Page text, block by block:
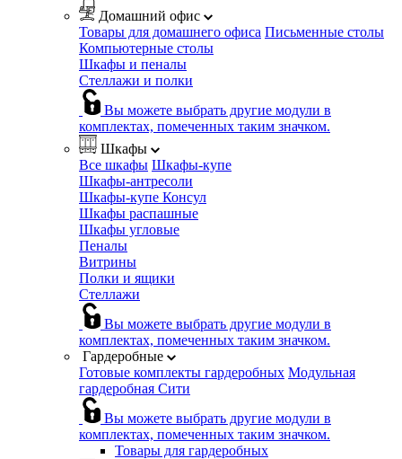
Домашний офис
Товары для домашнего офиса Письменные столы
Компьютерные столы
Шкафы и пеналы
Стеллажи и полки
Вы можете выбрать другие модули в
комплектах, помеченных таким значком.
Шкафы
Все шкафы Шкафы-купе
Шкафы-антресоли
Шкафы-купе Консул
Шкафы распашные
Шкафы угловые
Пеналы
Витрины
Полки и ящики
Стеллажи
Вы можете выбрать другие модули в
комплектах, помеченных таким значком.
Гардеробные
Готовые комплекты гардеробных Модульная
гардеробная Сити
Вы можете выбрать другие модули в
комплектах, помеченных таким значком.
Товары для гардеробных